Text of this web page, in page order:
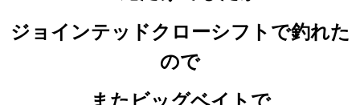
ジョインテッドクローシフトで釣れた
ので